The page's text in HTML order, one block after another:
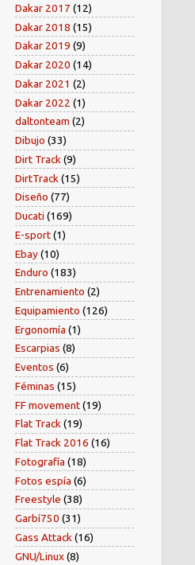
Dakar 2017 (12)
Dakar 2018 (15)
Dakar 2019 (9)
Dakar 2020 (14)
Dakar 2021 (2)
Dakar 2022 (1)
daltonteam (2)
Dibujo (33)
Dirt Track (9)
DirtTrack (15)
Diseño (77)
Ducati (169)
E-sport(1)
Ebay(10)
Enduro (183)
Entrenamiento (2)
Equipamiento (126)
Ergonomía (1)
Escarpias (8)
Eventos (6)
Féminas (15)
FF movement(19)
Flat Track(19)
Flat Track 2016 (16)
Fotografía (18)
Fotos espía (6)
Freestyle (38)
Garbí750 (31)
Gass Attack (16)
GNU/Linux(8)